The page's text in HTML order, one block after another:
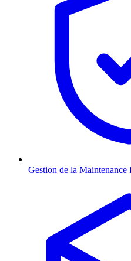
Gestion de la Maintenance